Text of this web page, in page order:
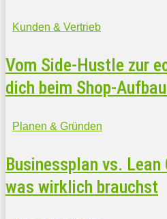
Kunden & Vertrieb
Vom Side-Hustle zur
dich beim Shop-
Planen & Gründen
Businessplan vs. Lean
was wirklich brauchst